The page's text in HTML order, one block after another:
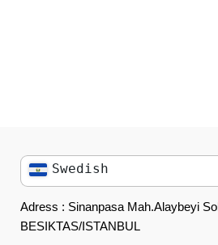
Swedish
English
العربية
Adress : Sinanpasa Mah.Alaybeyi
BESIKTAS/ISTANBUL